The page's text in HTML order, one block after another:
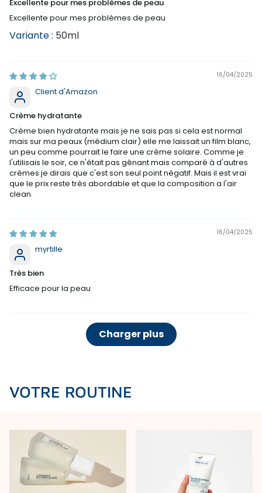
Excellente pour mes problèmes de peau
Excellente pour mes problèmes de peau
50ml
16/04/2025
Client d'Amazon
Crème hydratante
Crème bien hydratante mais je ne sais pas si cela est normal
mais sur ma peaux (médium clair) elle me laissait un film blanc,
un peu comme pourrait le faire une crème solaire. Comme je
l'utilisais le soir, ce n'était pas gênant mais comparé à d'autres
crèmes je dirais que c'est son seul point négatif. Mais il est vrai
que le prix reste très abordable et que la composition a l'air
clean.
16/04/2025
myrtille
Très bien
Efficace pour la peau
Charger plus
VOTRE ROUTINE